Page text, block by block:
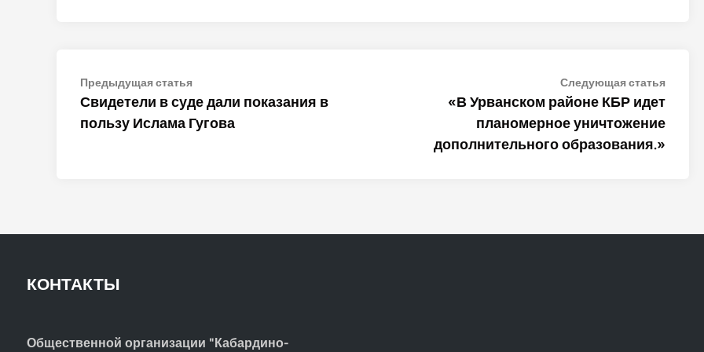
Навигация
по
записям
Предыдущая статьяПредыдущая
статья:
Свидетели в суде дали показания в
пользу Ислама Гугова
Следующая статья
статья:
«В Урванском районе КБР идет
планомерное уничтожение
дополнительного образования.»
КОНТАКТЫ
Общественной организации "Кабардино-